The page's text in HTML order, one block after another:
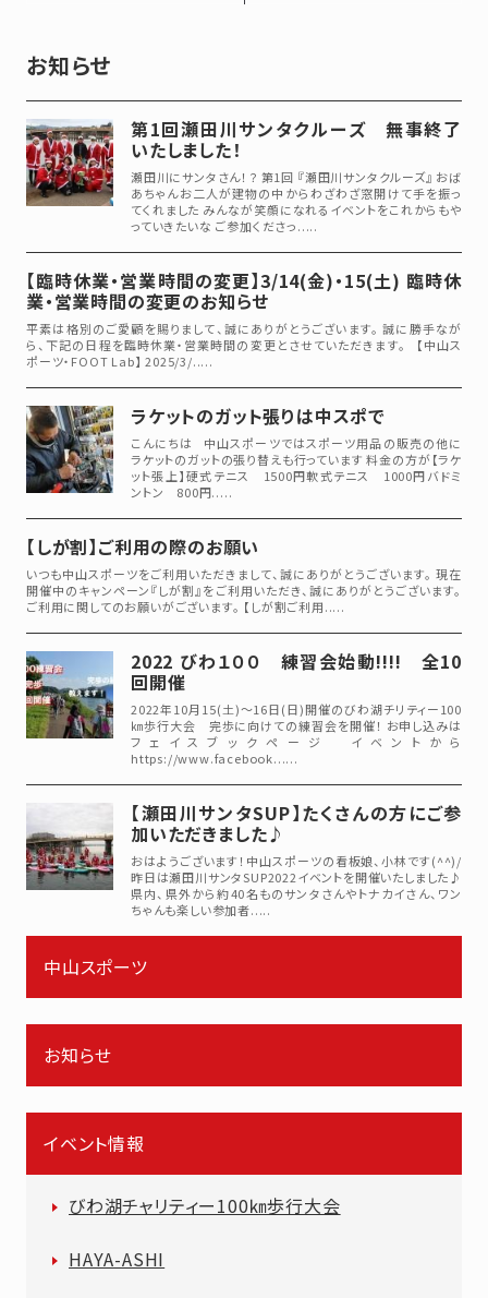
お知らせ
第1回瀬田川サンタクルーズ 無事終了
いたしました！
瀬田川にサンタさん！？ 第1回 『瀬田川サンタクルーズ』 おば
あちゃんお二人が建物の中からわざわざ窓開けて手を振っ
てくれました みんなが笑顔になれるイベントをこれからもや
っていきたいな ご参加くださっ.....
【臨時休業・営業時間の変更】3/14(金)・15(土) 臨時休
業・営業時間の変更のお知らせ
平素は格別のご愛顧を賜りまして、誠にありがとうございます。 誠に勝手なが
ら、下記の日程を臨時休業・営業時間の変更とさせていただきます。 【中山ス
ポーツ・FOOT Lab】 2025/3/.....
ラケットのガット張りは中スポで
こんにちは 中山スポーツではスポーツ用品の販売の他に
ラケットのガットの張り替えも行っています 料金の方が【ラケ
ット張上】硬式テニス 1500円軟式テニス 1000円バドミ
ントン 800円.....
【しが割】ご利用の際のお願い
いつも中山スポーツをご利用いただきまして、誠にありがとうございます。 現在
開催中のキャンペーン『しが割』をご利用いただき、誠にありがとうございます。
ご利用に関してのお願いがございます。 【しが割ご利用.....
2022 びわ１００ 練習会始動!!!! 全10
回開催
2022年10月15(土)～16日(日)開催のびわ湖チリティー100
㎞歩行大会 完歩に向けての練習会を開催！ お申し込みは
フェイスブックページ イベントから
https://www.facebook......
【瀬田川サンタSUP】たくさんの方にご参
加いただきました♪
おはようございます！中山スポーツの看板娘、小林です(^^)/
昨日は瀬田川サンタSUP2022イベントを開催いたしました♪
県内、県外から約40名ものサンタさんやトナカイさん、ワン
ちゃんも楽しい参加者.....
中山スポーツ
お知らせ
イベント情報
びわ湖チャリティー100㎞歩行大会
HAYA-ASHI